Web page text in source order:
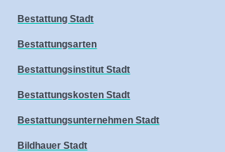
Bestattung Stadt
Bestattungsarten
Bestattungsinstitut Stadt
Bestattungskosten Stadt
Bestattungsunternehmen Stadt
Bildhauer Stadt